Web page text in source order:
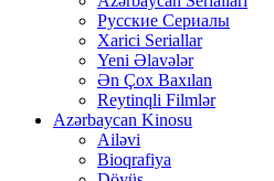
Русские Сериалы
Xarici Seriallar
Yeni Əlavələr
Ən Çox Baxılan
Reytinqli Filmlər
Azərbaycan Kinosu
Ailəvi
Bioqrafiya